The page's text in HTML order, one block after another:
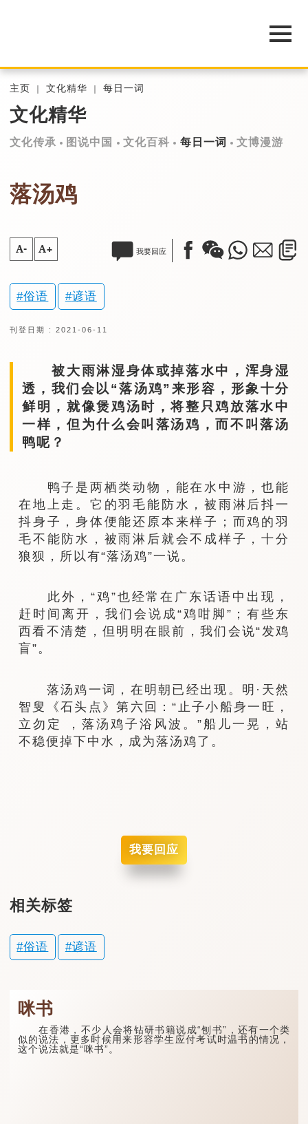
主页 文化精华 每日一词
文化精华
文化传承 图说中国 文化百科 每日一词 文博漫游
落汤鸡
A- A+ 我要回应
俗语 谚语
刊登日期 : 2021-06-11
被大雨淋湿身体或掉落水中，浑身湿
透，我们会以“落汤鸡”来形容，形象十分
鲜明，就像煲鸡汤时，将整只鸡放落水中
一样，但为什么会叫落汤鸡，而不叫落汤
鸭呢？
鸭子是两栖类动物，能在水中游，也能
在地上走。它的羽毛能防水，被雨淋后抖一
抖身子，身体便能还原本来样子；而鸡的羽
毛不能防水，被雨淋后就会不成样子，十分
狼狈，所以有“落汤鸡”一说。
此外，“鸡”也经常在广东话语中出现，
赶时间离开，我们会说成“鸡咁脚”；有些东
西看不清楚，但明明在眼前，我们会说“发鸡
盲”。
落汤鸡一词，在明朝已经出现。明·天然
智叟《石头点》第六回：“止子小船身一旺，
立勿定 ，落汤鸡子浴风波。”船儿一晃，站
不稳便掉下中水，成为落汤鸡了。
我要回应
相关标签
俗语 谚语
咪书
在香港，不少人会将钻研书籍说成“刨书”，还有一个类
似的说法，更多时候用来形容学生应付考试时温书的情况，
这个说法就是“咪书”。